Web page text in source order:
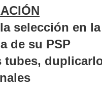
selección en
de su PSP
tubes,